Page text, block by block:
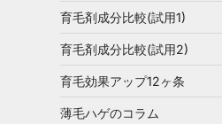
育毛剤成分比較(試用1)
育毛剤成分比較(試用2)
育毛効果アップ12ヶ条
薄毛ハゲのコラム